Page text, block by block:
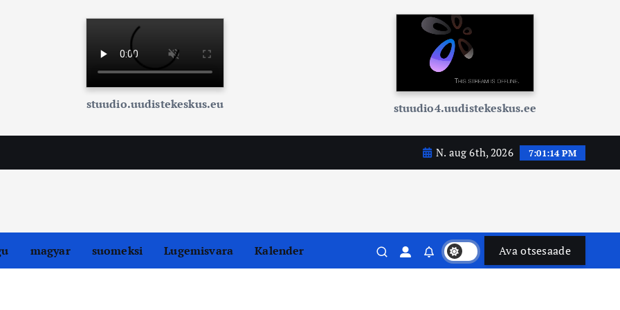
stuudio.uudistekeskus.eu stuudio4.uudistekeskus.ee
N. aug 6th, 2026 7:01:15 PM
magyar suomeksi Lugemisvara Kalender Ava otsesaade